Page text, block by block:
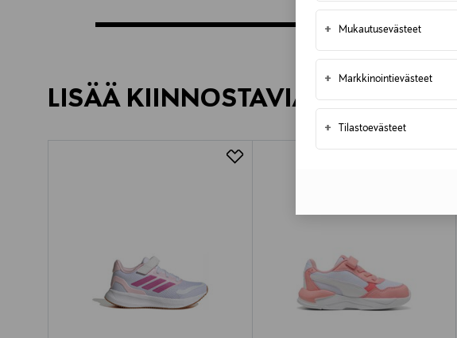
+ Mukautusevästeet
+ Markkinointievästeet
+ Tilastoevästeet
LISÄÄ KIINNOSTAVIA TUOTTEITA